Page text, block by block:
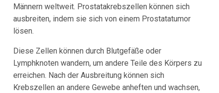
Männern weltweit. Prostatakrebszellen können sich
ausbreiten, indem sie sich von einem Prostatatumor
lösen.
Diese Zellen können durch Blutgefäße oder
Lymphknoten wandern, um andere Teile des Körpers zu
erreichen. Nach der Ausbreitung können sich
Krebszellen an andere Gewebe anheften und wachsen,